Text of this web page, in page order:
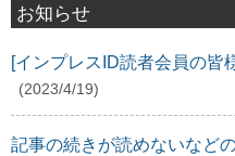
お知らせ
[インプレスID読者会員の皆
(2023/4/19)
記事の続きが読めないなど